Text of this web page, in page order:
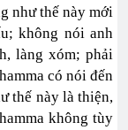
như thế này mới
không nói anh
làng xóm; phải
có nói đến
thế này là thiện,
không tùy